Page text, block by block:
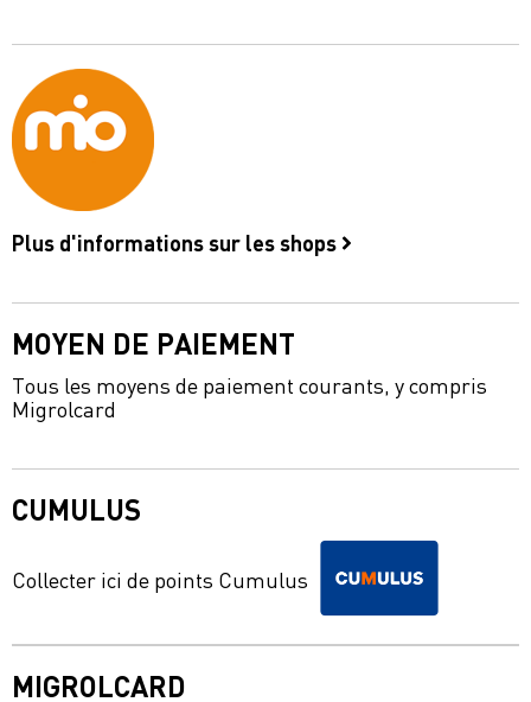
Plus d'informations sur les shops
MOYEN DE PAIEMENT
Tous les moyens de paiement courants, y compris
Migrolcard
CUMULUS
Collecter ici de points Cumulus
MIGROLCARD